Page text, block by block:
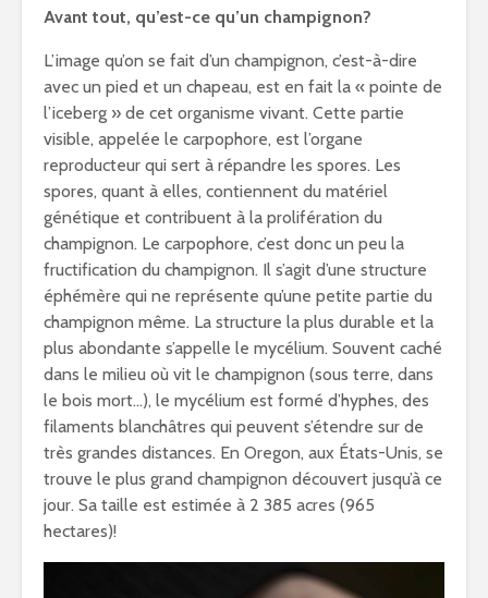
Avant tout, qu’est-ce qu’un champignon?
L’image qu’on se fait d’un champignon, c’est-à-dire
avec un pied et un chapeau, est en fait la « pointe de
l’iceberg » de cet organisme vivant. Cette partie
visible, appelée le carpophore, est l’organe
reproducteur qui sert à répandre les spores. Les
spores, quant à elles, contiennent du matériel
génétique et contribuent à la prolifération du
champignon. Le carpophore, c’est donc un peu la
fructification du champignon. Il s’agit d’une structure
éphémère qui ne représente qu’une petite partie du
champignon même. La structure la plus durable et la
plus abondante s’appelle le mycélium. Souvent caché
dans le milieu où vit le champignon (sous terre, dans
le bois mort…), le mycélium est formé d’hyphes, des
filaments blanchâtres qui peuvent s’étendre sur de
très grandes distances. En Oregon, aux États-Unis, se
trouve le plus grand champignon découvert jusqu’à ce
jour. Sa taille est estimée à 2 385 acres (965
hectares)!